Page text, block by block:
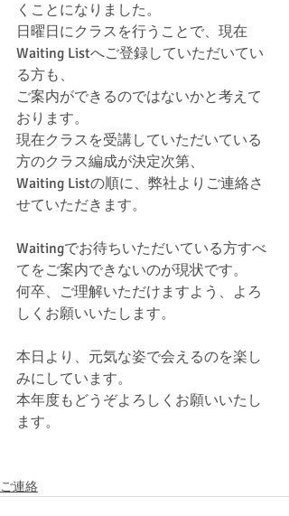
くことになりました。
日曜日にクラスを行うことで、現在
Waiting Listへご登録していただいてい
る方も、
ご案内ができるのではないかと考えて
おります。
現在クラスを受講していただいている
方のクラス編成が決定次第、
Waiting Listの順に、弊社よりご連絡さ
せていただきます。
Waitingでお待ちいただいている方すべ
てをご案内できないのが現状です。
何卒、ご理解いただけますよう、よろ
しくお願いいたします。
本日より、元気な姿で会えるのを楽し
みにしています。
本年度もどうぞよろしくお願いいたし
ます。
ご連絡